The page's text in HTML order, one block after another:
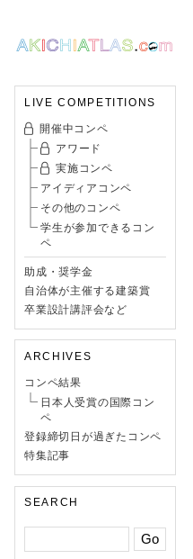
LIVE COMPETITIONS
開催中コンペ
アワード
実施コンペ
アイディアコンペ
その他のコンペ
学生が参加できるコン
ペ
助成・奨学金
自治体が主催する建築賞
卒業設計講評会など
ARCHIVES
コンペ結果
日本人受賞の国際コン
ペ
登録締切日が過ぎたコンペ
特集記事
SEARCH